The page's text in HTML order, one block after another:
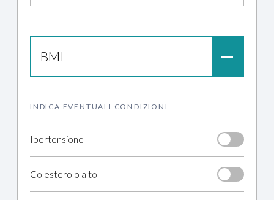
BMI —
INDICA EVENTUALI CONDIZIONI
Ipertensione
Colesterolo alto